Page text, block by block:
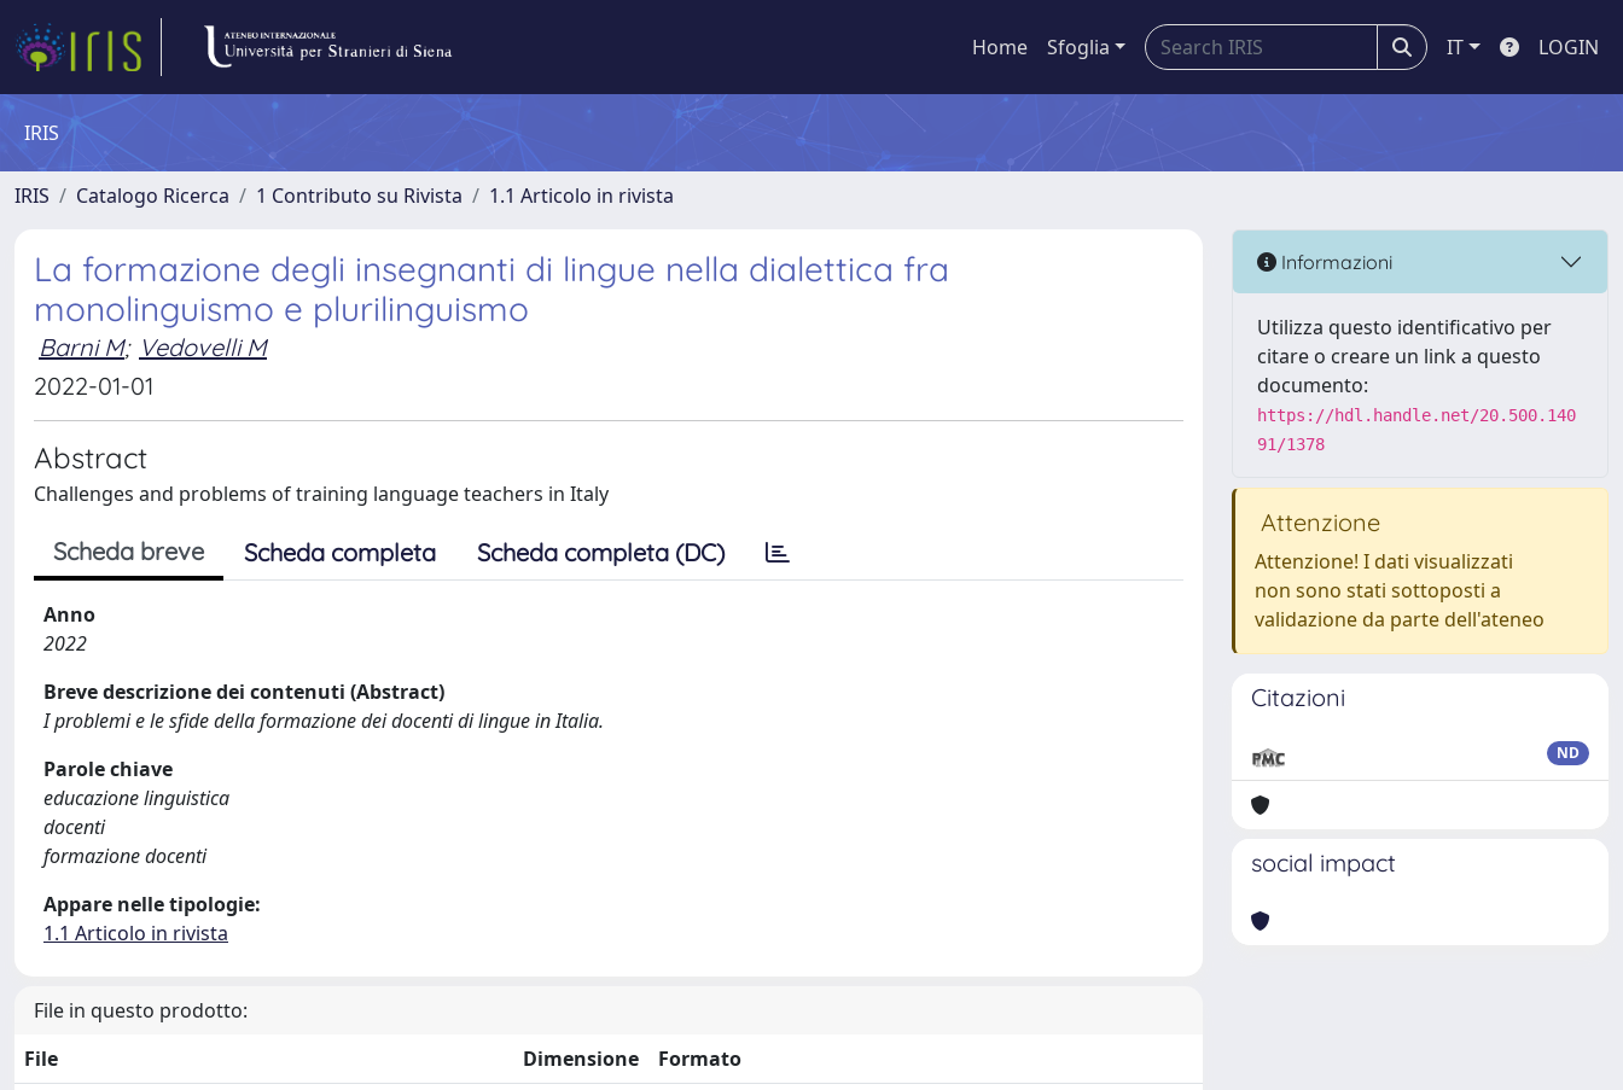
Home Sfoglia IT LOGIN
IRIS
IRIS Catalogo Ricerca 1 Contributo su Rivista 1.1 Articolo in rivista
La formazione degli insegnanti di lingue nella dialettica fra
monolinguismo e plurilinguismo
Barni M; Vedovelli M
2022-01-01
Abstract
Challenges and problems of training language teachers in Italy
Scheda breve Scheda completa Scheda completa (DC)
Anno
2022
Breve descrizione dei contenuti (Abstract)
I problemi e le sfide della formazione dei docenti di lingue in Italia.
Parole chiave
educazione linguistica
docenti
formazione docenti
Appare nelle tipologie:
1.1 Articolo in rivista
File in questo prodotto:
File
Dimensione
Formato
Informazioni
Utilizza questo identificativo per
citare o creare un link a questo
documento:
https://hdl.handle.net/20.500.140
91/1378
Attenzione
Attenzione! I dati visualizzati
non sono stati sottoposti a
validazione da parte dell'ateneo
Citazioni
ND
social impact